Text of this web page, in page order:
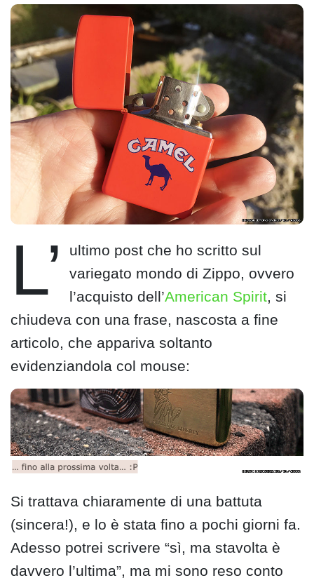
L’
ultimo post che ho scritto sul
variegato mondo di Zippo, ovvero
l’acquisto dell’American Spirit, si
chiudeva con una frase, nascosta a fine
articolo, che appariva soltanto
evidenziandola col mouse:
Si trattava chiaramente di una battuta
(sincera!), e lo è stata fino a pochi giorni fa.
Adesso potrei scrivere “sì, ma stavolta è
davvero l’ultima”, ma mi sono reso conto